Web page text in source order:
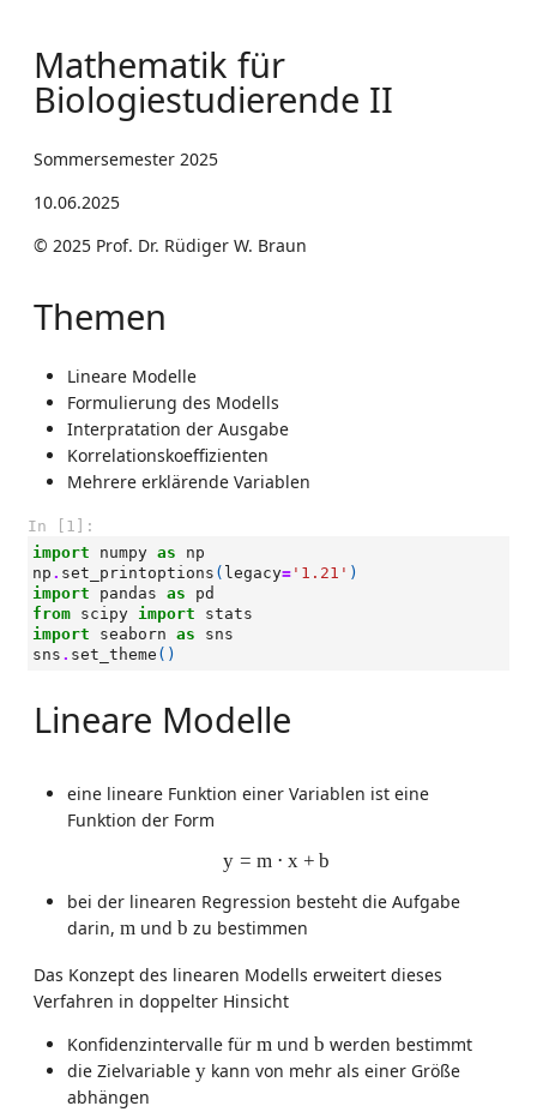
Mathematik für
Biologiestudierende II
Sommersemester 2025
10.06.2025
© 2025 Prof. Dr. Rüdiger W. Braun
Themen
Lineare Modelle
Formulierung des Modells
Interpratation der Ausgabe
Korrelationskoeffizienten
Mehrere erklärende Variablen
In [1]:
import
numpy as
np
np . set_printoptions ( legacy= '1.21' )
import
pandas as
pd
from scipy import
stats
import
seaborn as
sns
sns . set_theme ()
Lineare Modelle
eine lineare Funktion einer Variablen ist eine
Funktion der Form
y = m ⋅ x + b
y=m x+ b
bei der linearen Regression besteht die Aufgabe
darin, m
m und b
b zu bestimmen
Das Konzept des linearen Modells erweitert dieses
Verfahren in doppelter Hinsicht
Konfidenzintervalle für m
m und b
b werden bestimmt
die Zielvariable y
y kann von mehr als einer Größe
abhängen